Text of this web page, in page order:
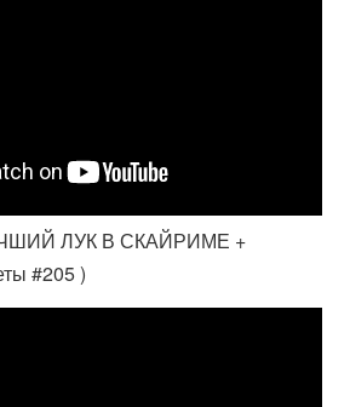
ЛУК В СКАЙРИМЕ +
#205 )